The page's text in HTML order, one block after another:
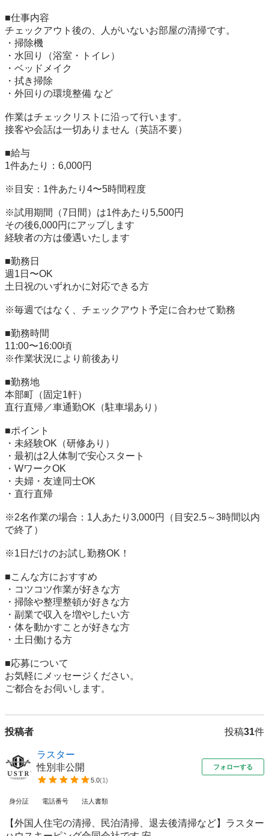
■仕事内容
チェックアウト後の、人がいないお部屋の清掃です。
・掃除機
・水回り（浴室・トイレ）
・ベッドメイク
・拭き掃除
・外回りの環境整備 など
作業はチェックリストに沿って行います。
接客や会話は一切ありません（英語不要）
■給与
1件あたり：6,000円
※目安：1件あたり4〜5時間程度
※試用期間（7日間）は1件あたり5,500円
その後6,000円にアップします
経験者の方は優遇いたします
■勤務日
週1日〜OK
土日祝のいずれかに対応できる方
※毎週ではなく、チェックアウト予定に合わせて勤務
■勤務時間
11:00〜16:00頃
※作業状況により前後あり
■勤務地
本部町（固定1軒）
直行直帰／車通勤OK（駐車場あり）
■ポイント
・未経験OK（研修あり）
・最初は2人体制で安心スタート
・WワークOK
・夫婦・友達同士OK
・直行直帰
※2名作業の場合：1人あたり3,000円（目安2.5～3時間以内
で終了）
※1日だけのお試し勤務OK！
■こんな方におすすめ
・コツコツ作業が好きな方
・掃除や整理整頓が好きな方
・副業で収入を増やしたい方
・体を動かすことが好きな方
・土日働ける方
■応募について
お気軽にメッセージください。
ご都合をお伺いします。
投稿者 投稿31件
ラスター
性別非公開
5.0(1)
フォローする
身分証 電話番号 法人書類
【外国人住宅の清掃、民泊清掃、退去後清掃など】ラスター